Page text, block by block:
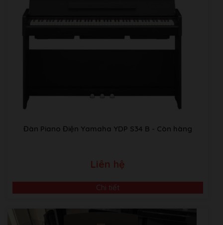
ABM music Building:Thôn TRẠI GẦN , xã SƠN ĐỒNG,
Huyện Hoài Đức, Hà Nội.
Kho Piano tại Japan:Sakaebashi, Sakai-Shi, Osaka, Nhật
Đàn Piano Điện Yamaha YDP S34 B - Còn hàng
Liên hệ
Chi tiết